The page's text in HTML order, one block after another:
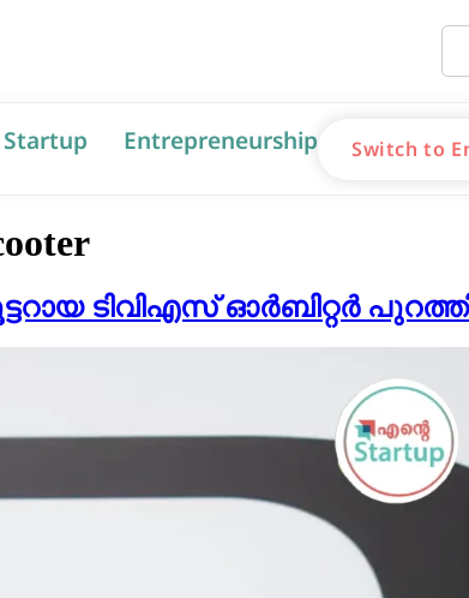
Startup Entrepreneurship Switch to
ടിവിഎസ് ഓർബിറ്റർ